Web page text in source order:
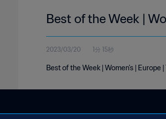
Best of the Week |
2023/03/20 1分 15秒
Best of the Week | Women's | Europe